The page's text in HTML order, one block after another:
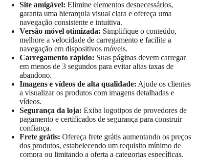
Site amigável: Elimine elementos desnecessários,
garanta uma hierarquia visual clara e ofereça uma
navegação consistente e intuitiva.
Versão móvel otimizada: Simplifique o conteúdo,
melhore a velocidade de carregamento e facilite a
navegação em dispositivos móveis.
Carregamento rápido: Suas páginas devem carregar
em menos de 3 segundos para evitar altas taxas de
abandono.
Imagens e vídeos de alta qualidade: Ajude os clientes
a visualizar os produtos com imagens detalhadas e
vídeos.
Segurança da loja: Exiba logotipos de provedores de
pagamento e certificados de segurança para construir
confiança.
Frete grátis: Ofereça frete grátis aumentando os preços
dos produtos, estabelecendo um requisito mínimo de
compra ou limitando a oferta a categorias específicas.